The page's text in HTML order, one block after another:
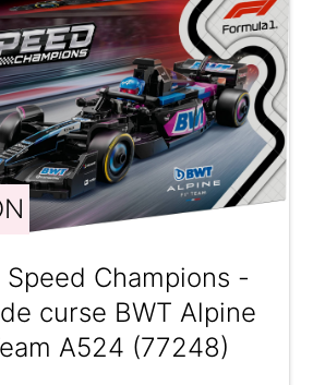
Speed Champions -
curse BWT Alpine
A524 (77248)